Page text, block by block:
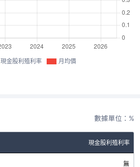
現金股利殖利率 月均價
數據單位：%
現金股利殖利率
無